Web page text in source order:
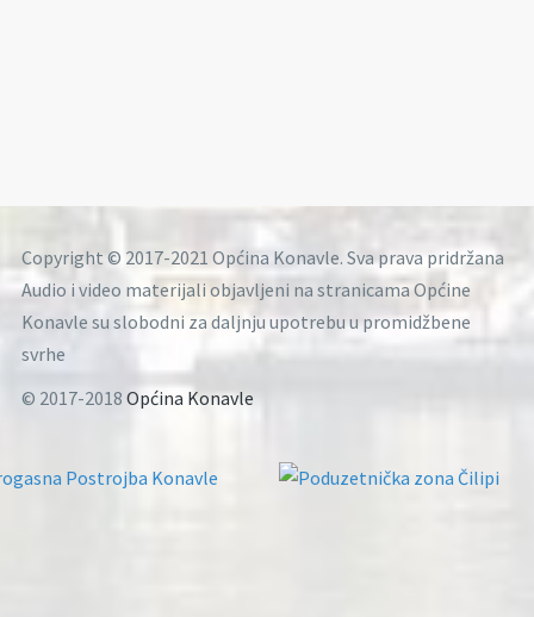
Copyright © 2017-2021 Općina Konavle. Sva prava pridržana
Audio i video materijali objavljeni na stranicama Općine
Konavle su slobodni za daljnju upotrebu u promidžbene
svrhe
© 2017-2018 Općina Konavle